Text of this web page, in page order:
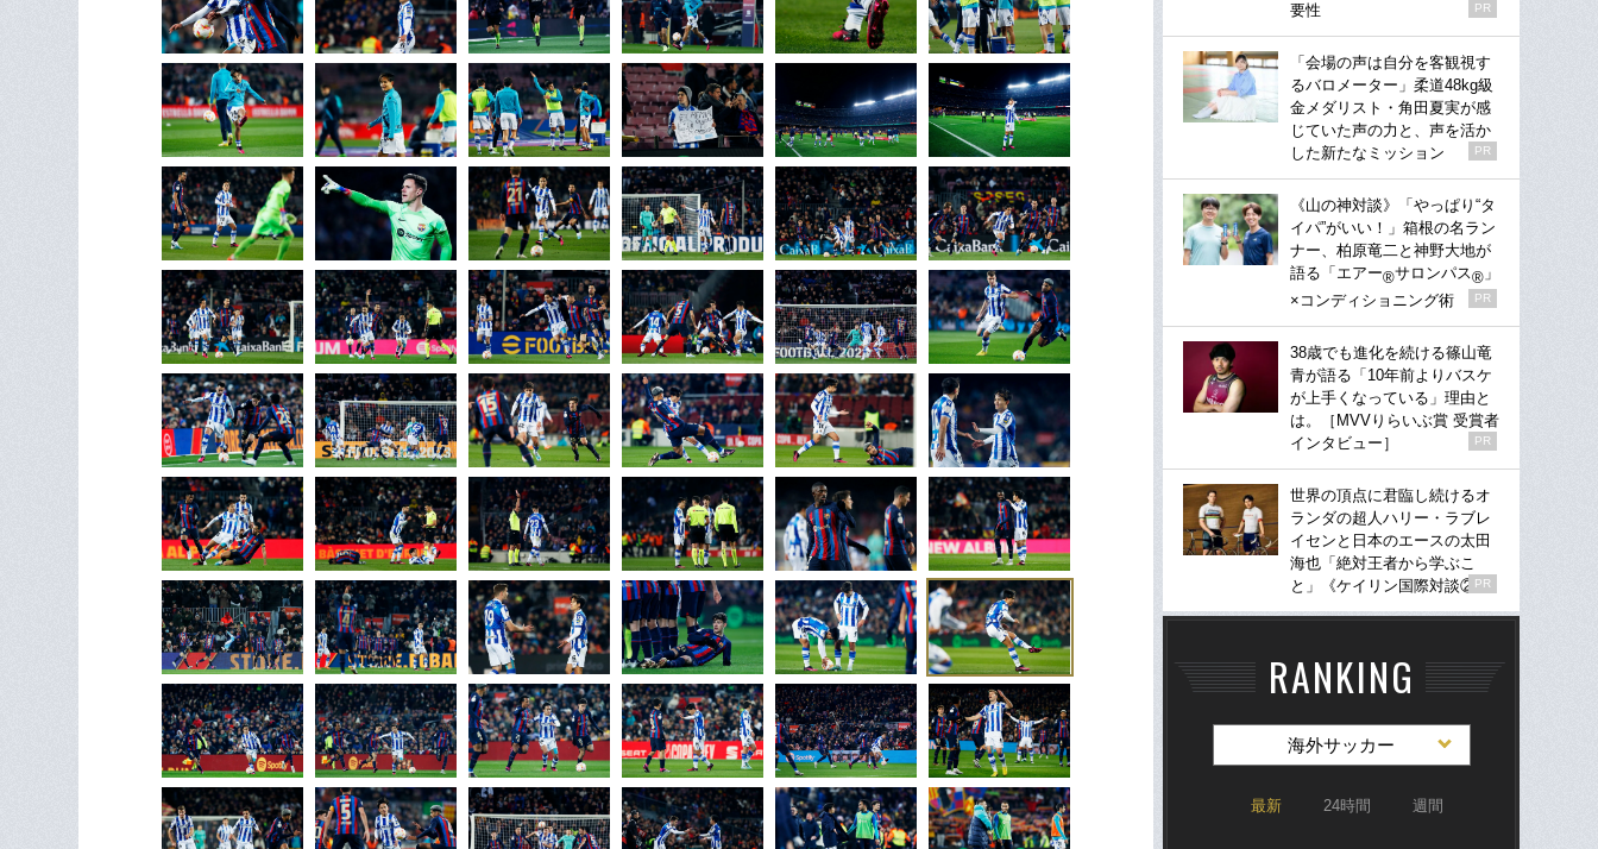
要性
PR
「会場の声は自分を客観視す
るバロメーター」柔道48kg級
金メダリスト・角田夏実が感
じていた声の力と、声を活か
した新たなミッション
PR
《山の神対談》「やっぱり“タ
イパ”がいい！」箱根の名ラン
ナー、柏原竜二と神野大地が
語る「エアー®サロンパス® 」
×コンディショニング術
PR
38歳でも進化を続ける篠山竜
青が語る「10年前よりバスケ
が上手くなっている」理由と
は。［MVVりらいぶ賞 受賞者
インタビュー］
PR
世界の頂点に君臨し続けるオ
ランダの超人ハリー・ラブレ
イセンと日本のエースの太田
海也「絶対王者から学ぶこ
と」《ケイリン国際対談②》
PR
RANKING
海外サッカー
最新 24時間 週間